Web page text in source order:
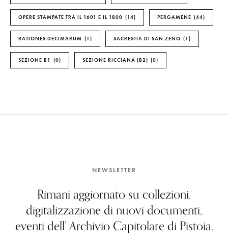
OPERE STAMPATE TRA IL 1601 E IL 1800 14 PERGAMENE 44
RATIONES DECIMARUM 1 SACRESTIA DI SAN ZENO 1
SEZIONE B1 0 SEZIONE RICCIANA (B2) 0
NEWSLETTER
Rimani aggiornato su collezioni,
digitalizzazione di nuovi documenti,
eventi dell’ Archivio Capitolare di Pistoia.